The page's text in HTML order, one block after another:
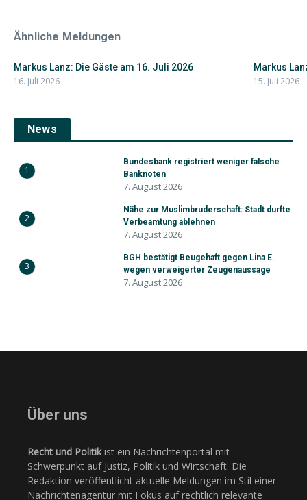
Ähnliche Meldungen
Markus Lanz: Die Gäste am 16. Juli 2026
16. Juli 2026
Markus
15. Juli 2026
News
1
Bundesbank registriert weniger falsche
Banknoten
7. August 2026
2
Nähe zur Muslimbruderschaft: Stadt durfte
Verbeamtung ablehnen
7. August 2026
3
BGH bestätigt Beugehaft gegen Lina E.
wegen verweigerter Zeugenaussage
7. August 2026
Über uns
Recht und Politikist ein Nachrichtenportal mit
Schwerpunkt auf Justiz, Politik und Wirtschaft. Die
Redaktion veröffentlicht aktuelle Meldungen im Stil einer
Nachrichtenagentur mit Fokus auf rechtlich relevante